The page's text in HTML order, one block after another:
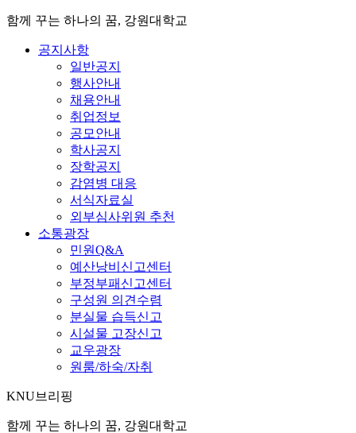
함께 꾸는 하나의 꿈, 강원대학교
공지사항
일반공지
행사안내
채용안내
취업정보
공모안내
학사공지
장학공지
감염병 대응
서식자료실
외부심사위원 추천
소통광장
민원Q&A
예산낭비신고센터
부정부패신고센터
구성원 의견수렴
분실물 습득신고
시설물 고장신고
교우광장
원룸/하숙/자취
KNU브리핑
함께 꾸는 하나의 꿈, 강원대학교